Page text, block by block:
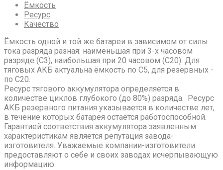
Ёмкость
Ресурс
Качество
Ёмкость одной и той же батареи в зависимом от силы
тока разряда разная: наименьшая при 3-х часовом
разряде (С3), наибольшая при 20 часовом (С20). Для
тяговых АКБ актуальна ёмкость по С5, для резервных -
по С20.
Ресурс тягового аккумулятора определяется в
количестве циклов глубокого (до 80%) разряда. Ресурс
АКБ резервного питания указывается в количестве лет,
в течение которых батарея остаётся работоспособной.
Гарантией соответствия аккумулятора заявленным
характеристикам является репутация завода-
изготовителя. Уважаемые компании-изготовители
предоставляют о себе и своих заводах исчерпывающую
информацию.